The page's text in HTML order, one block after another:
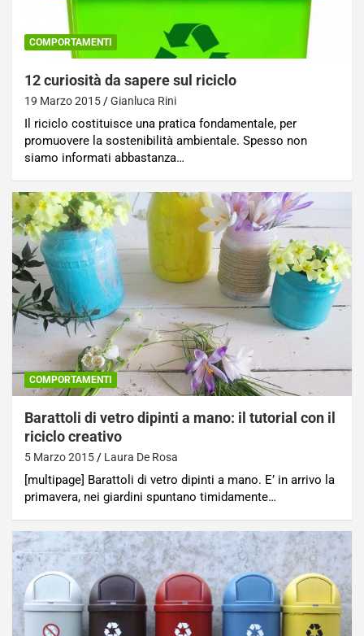
COMPORTAMENTI
12 curiosità da sapere sul riciclo
19 Marzo 2015 Gianluca Rini
Il riciclo costituisce una pratica fondamentale, per
promuovere la sostenibilità ambientale. Spesso non
siamo informati abbastanza…
COMPORTAMENTI
Barattoli di vetro dipinti a mano: il tutorial con il
riciclo creativo
5 Marzo 2015 Laura De Rosa
[multipage] Barattoli di vetro dipinti a mano. E’ in arrivo la
primavera, nei giardini spuntano timidamente…